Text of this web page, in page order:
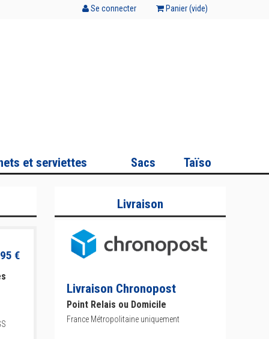
Se connecter Panier (vide)
et serviettes Sacs Taïso
€
Livraison
Livraison Chronopost
Point Relais ou Domicile
France Métropolitaine uniquement